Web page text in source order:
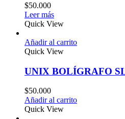
$50.000
Leer más
Quick View
Añadir al carrito
Quick View
UNIX BOLÍGRAFO
$50.000
Añadir al carrito
Quick View